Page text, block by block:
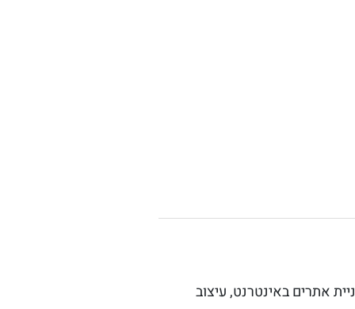
אתרים באינטרנט, עיצוב